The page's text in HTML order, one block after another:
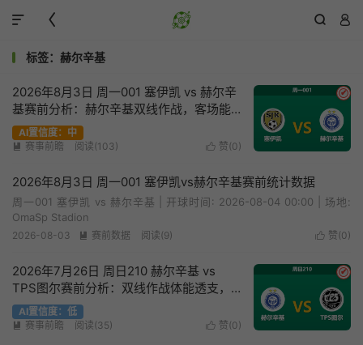
  

标签：赫尔辛基
✔
2026年8月3日 周一001 塞伊凯 vs 赫尔辛
基赛前分析：赫尔辛基双线作战，客场能
否全取三分？
AI置信度：中
 赞(0)
 赛事前瞻 阅读(103)
2026年8月3日 周一001 塞伊凯vs赫尔辛基赛前统计数据
周一001 塞伊凯 vs 赫尔辛基 | 开球时间: 2026-08-04 00:00 | 场地:
OmaSp Stadion
 赞(0)
2026-08-03  赛前数据 阅读(9)
✔
2026年7月26日 周日210 赫尔辛基 vs
TPS图尔赛前分析：双线作战体能透支，
主胜赔率是否被高估？
AI置信度：低
 赞(0)
 赛事前瞻 阅读(35)